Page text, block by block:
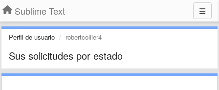
Sublime Text
Perfil de usuario robertcollier4
Sus solicitudes por estado